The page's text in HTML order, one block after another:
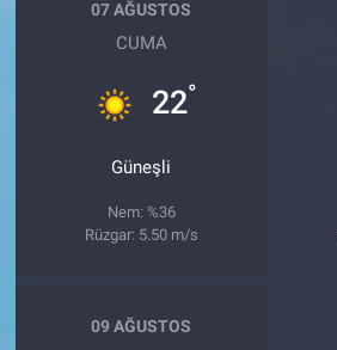
07 AĞUSTOS
CUMA
22°
Güneşli
Nem: %36
Rüzgar: 5.50 m/s
09 AĞUSTOS